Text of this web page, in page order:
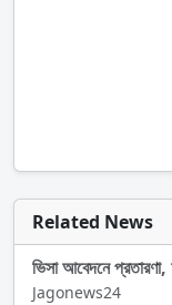
Related News
ভিসা আবেদনে প্রতারণা,
Jagonews24